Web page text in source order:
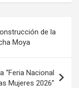
de la
Moya
“Feria Nacional
Mujeres 2026”